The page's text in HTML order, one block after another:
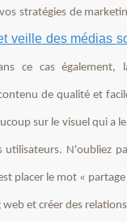
stratégies de
veille des médias
ce cas également,
de qualité et
sur le visuel qui a
utilisateurs. N'oubliez
placer le mot «
et créer des relations